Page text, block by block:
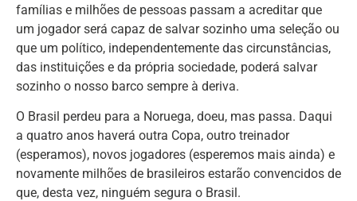
famílias e milhões de pessoas passam a acreditar que
um jogador será capaz de salvar sozinho uma seleção ou
que um político, independentemente das circunstâncias,
das instituições e da própria sociedade, poderá salvar
sozinho o nosso barco sempre à deriva.
O Brasil perdeu para a Noruega, doeu, mas passa. Daqui
a quatro anos haverá outra Copa, outro treinador
(esperamos), novos jogadores (esperemos mais ainda) e
novamente milhões de brasileiros estarão convencidos de
que, desta vez, ninguém segura o Brasil.